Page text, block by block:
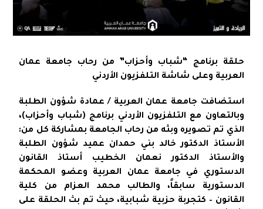
حلقة برنامج “شباب وأحزاب” من رحاب جامعة عمان
العربية وعلى شاشة التلفزيون الأردني
استضافت جامعة عمان العربية / عمادة شؤون الطلبة
وبالتعاون مع التلفزيون الأردني برنامج (شباب وأحزاب)،
الذي تم تصويره وبثه من رحاب الجامعة بمشاركة كل من:
الأستاذ الدكتور خالد بني حمدان عميد شؤون الطلبة
والأستاذ الدكتور نعمان الخطيب أستاذ القانون
الدستوري في جامعة عمان العربية وعضو المحكمة
الدستورية سابقاً، والطالب محمد العزام من كلية
القانون – كتجربة حزبية شبابية، حيث تم بث الحلقة على